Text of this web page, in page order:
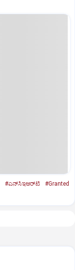
#ಎನ್‌ಸಿಇಆರ್‌ಟಿ
#Granted